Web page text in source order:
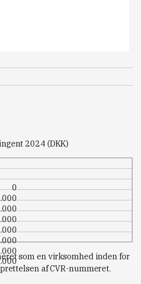
2024 (DKK)
0
som en virksomhed inden for
af CVR-nummeret.